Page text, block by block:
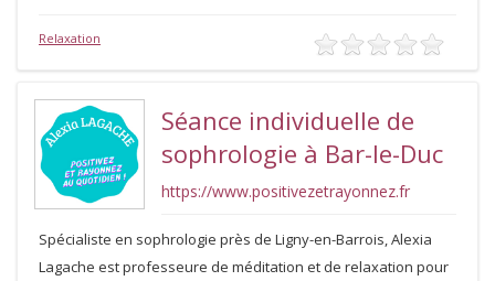
Relaxation
Séance individuelle de
sophrologie à Bar-le-Duc
https://www.positivezetrayonnez.fr
Spécialiste en sophrologie près de Ligny-en-Barrois, Alexia
Lagache est professeure de méditation et de relaxation pour